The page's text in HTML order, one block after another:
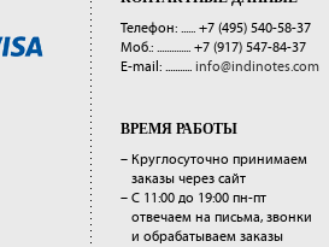
Телефон: ...... +7 (495) 540-58-37
Моб.: .............. +7 (917) 547-84-37
E-mail: ........... info@indinotes.com
ВРЕМЯ РАБОТЫ
– Круглосуточно принимаем
заказы через сайт
– С 11:00 до 19:00 пн-пт
отвечаем на письма, звонки
и обрабатываем заказы